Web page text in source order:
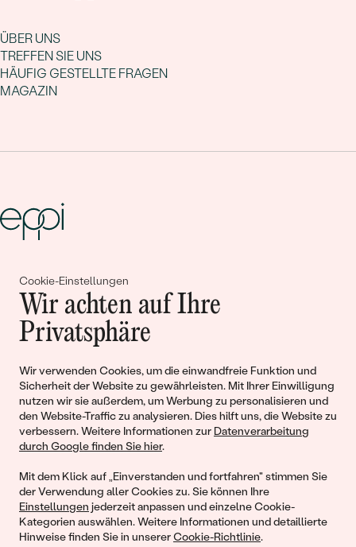
Cookie-Einstellungen
Wir achten auf Ihre
Privatsphäre
Wir verwenden Cookies, um die einwandfreie Funktion und
Sicherheit der Website zu gewährleisten. Mit Ihrer Einwilligung
nutzen wir sie außerdem, um Werbung zu personalisieren und
den Website-Traffic zu analysieren. Dies hilft uns, die Website zu
verbessern. Weitere Informationen zur Datenverarbeitung
durch Google finden Sie hier.
Mit dem Klick auf „Einverstanden und fortfahren" stimmen Sie
der Verwendung aller Cookies zu. Sie können Ihre
Einstellungen jederzeit anpassen und einzelne Cookie-
Kategorien auswählen. Weitere Informationen und detaillierte
Hinweise finden Sie in unsererCookie-Richtlinie.
ÜBER UNS
TREFFEN SIE UNS
HÄUFIG GESTELLTE FRAGEN
MAGAZIN
Gemeinsam erschaffen wir
Geschichten von Schönheit und
Liebe
Begleiten Sie uns!
© 2011 - 2026, Eppi.de